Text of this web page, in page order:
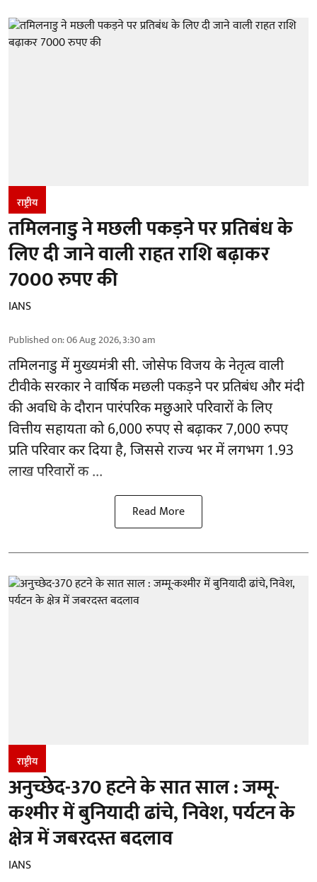
राष्ट्रीय
तमिलनाडु ने मछली पकड़ने पर प्रतिबंध के
लिए दी जाने वाली राहत राशि बढ़ाकर
7000 रुपए की
IANS
Published on:06 Aug 2026, 3:30 am
तमिलनाडुमें मुख्यमंत्री सी. जोसेफ विजय के नेतृत्व वाली
टीवीके सरकार ने वार्षिक मछली पकड़ने पर प्रतिबंध और मंदी
की अवधि के दौरान पारंपरिक मछुआरे परिवारों के लिए
वित्तीय सहायता को 6,000 रुपए से बढ़ाकर 7,000 रुपए
प्रति परिवार कर दिया है, जिससे राज्य भर में लगभग 1.93
लाख परिवारों क ...
Read More
राष्ट्रीय
अनुच्छेद-370 हटने के सात साल : जम्मू-
कश्मीर में बुनियादी ढांचे, निवेश, पर्यटन के
क्षेत्र में जबरदस्त बदलाव
IANS